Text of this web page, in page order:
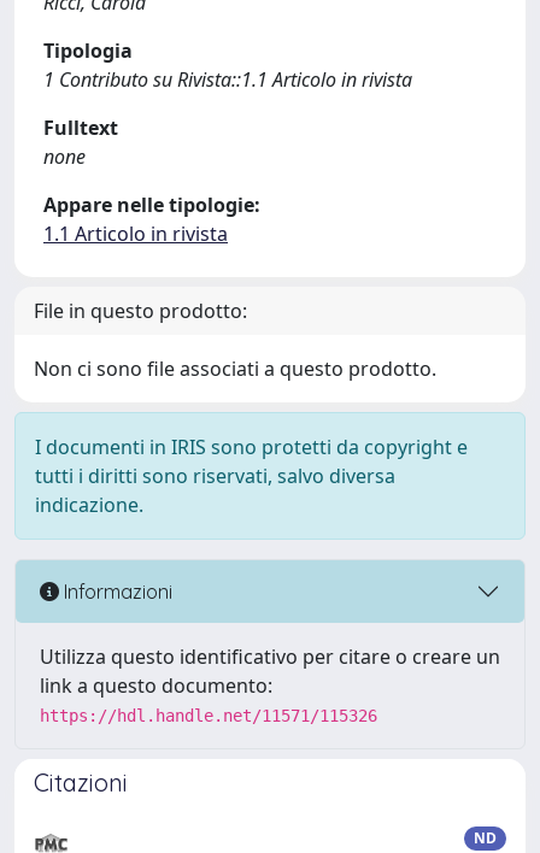
Tipologia
1 Contributo su Rivista::1.1 Articolo in rivista
Fulltext
none
Appare nelle tipologie:
1.1 Articolo in rivista
File in questo prodotto:
Non ci sono file associati a questo prodotto.
I documenti in IRIS sono protetti da copyright e
tutti i diritti sono riservati, salvo diversa
indicazione.
Informazioni
Utilizza questo identificativo per citare o creare un
link a questo documento:
https://hdl.handle.net/11571/115326
Citazioni
ND